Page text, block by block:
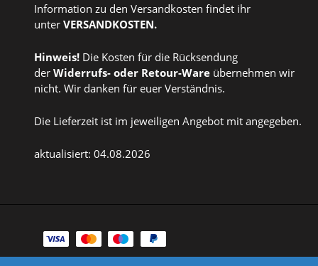
Information zu den Versandkosten findet ihr
unter VERSANDKOSTEN.
Hinweis! Die Kosten für die Rücksendung
der Widerrufs- oder Retour-Ware übernehmen wir
nicht. Wir danken für euer Verständnis.
Die Lieferzeit ist im jeweiligen Angebot mit angegeben.
aktualisiert: 04.08.2026
Zahlungsarten